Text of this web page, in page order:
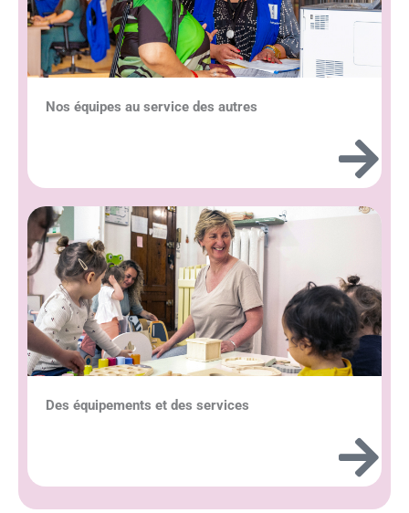
Nos équipes au service des autres
Des équipements et des services